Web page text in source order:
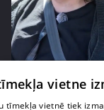
"Tevi sagaida
satraukta par
vietne
tīmekļa vietnē tiek